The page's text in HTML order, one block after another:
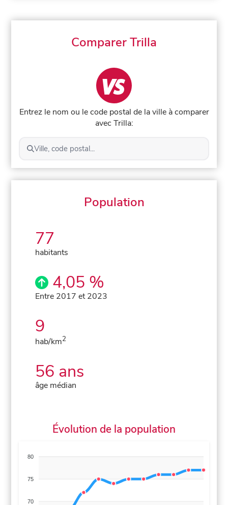
Comparer Trilla
Entrez le nom ou le code postal de la ville à comparer
avec Trilla:
Ville, code postal...
Population
77
habitants
4,05 %
Entre 2017 et 2023
9
hab/km2
56 ans
âge médian
Évolution de la population
80
75
70